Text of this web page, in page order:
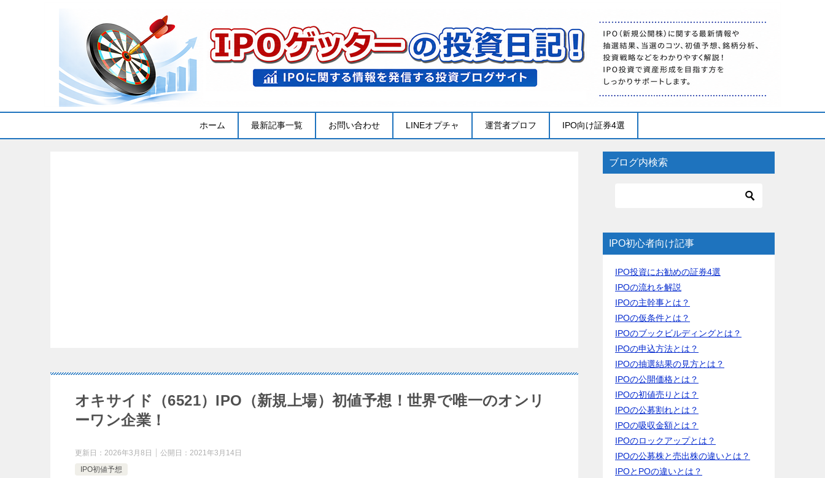
ホーム 最新記事一覧 お問い合わせ LINEオプチャ 運営者プロフ IPO向け証券4選
オキサイド（6521）IPO（新規上場）初値予想！世界で唯一のオンリ
ーワン企業！
更新日： 2026年3月8日 公開日： 2021年3月14日
IPO初値予想
ブログ内検索
IPO初心者向け記事
IPO投資にお勧めの証券4選
IPOの流れを解説
IPOの主幹事とは？
IPOの仮条件とは？
IPOのブックビルディングとは？
IPOの申込方法とは？
IPOの抽選結果の見方とは？
IPOの公開価格とは？
IPOの初値売りとは？
IPOの公募割れとは？
IPOの吸収金額とは？
IPOのロックアップとは？
IPOの公募株と売出株の違いとは？
IPOとPOの違いとは？